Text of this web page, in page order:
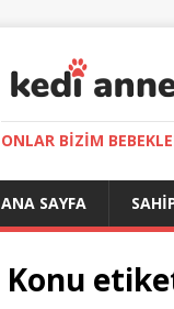
ONLAR BIZIM
ANA SAYFA
Konu